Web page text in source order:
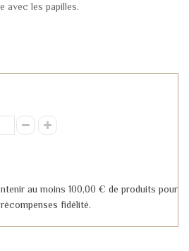
avec les papilles.
au moins 100,00 € de produits pour
fidélité.